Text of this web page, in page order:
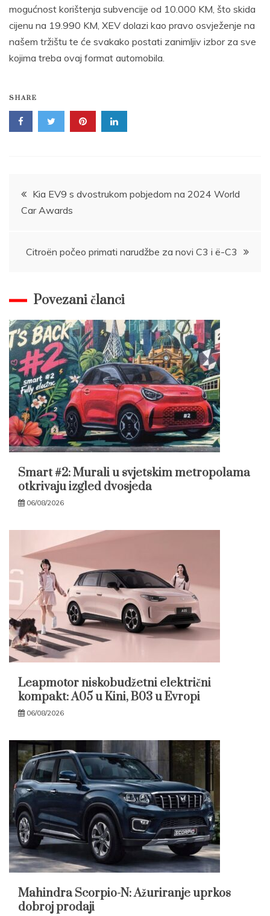
mogućnost korištenja subvencije od 10.000 KM, što skida
cijenu na 19.990 KM, XEV dolazi kao pravo osvježenje na
našem tržištu te će svakako postati zanimljiv izbor za sve
kojima treba ovaj format automobila.
SHARE
Post
navigation
Kia EV9 s dvostrukom pobjedom na 2024 World
Car Awards
Citroën počeo primati narudžbe za novi C3 i ë-C3
Povezani članci
Smart #2: Murali u svjetskim metropolama
otkrivaju izgled dvosjeda
06/08/2026
Leapmotor niskobudžetni električni
kompakt: A05 u Kini, B03 u Evropi
06/08/2026
Mahindra Scorpio-N: Ažuriranje uprkos
dobroj prodaji